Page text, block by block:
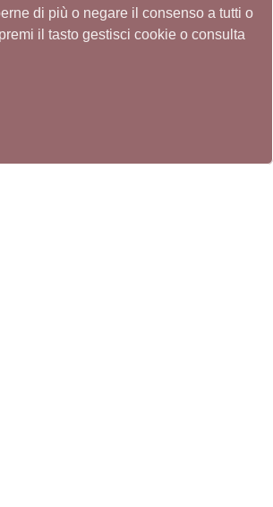
di più o negare il consenso a tutti o
il tasto gestisci cookie o consulta